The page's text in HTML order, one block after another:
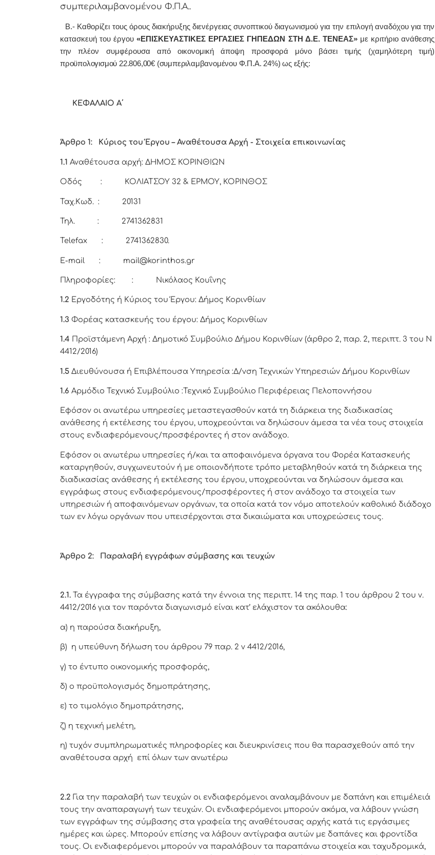
συμπεριλαμβανομένου Φ.Π.Α..
Β.- Καθορίζει τους όρους διακήρυξης διενέργειας συνοπτικού διαγωνισμού για την επιλογή αναδόχου για την
κατασκευή του έργου«ΕΠΙΣΚΕΥΑΣΤΙΚΕΣ ΕΡΓΑΣΙΕΣ ΓΗΠΕΔΩΝ ΣΤΗ Δ.Ε. ΤΕΝΕΑΣ»με κριτήριο ανάθεσης
την πλέον συμφέρουσα από οικονομική άποψη προσφορά μόνο βάσει τιμής (χαμηλότερη τιμή)
προϋπολογισμού 22.806,00€ (συμπεριλαμβανομένου Φ.Π.Α. 24%) ως εξής:
ΚΕΦΑΛΑΙΟ Α΄
Άρθρο 1: Κύριος του Έργου – Αναθέτουσα Αρχή - Στοιχεία επικοινωνίας
1.1 Αναθέτουσα αρχή: ΔΗΜΟΣ ΚΟΡΙΝΘΙΩΝ
Οδός : ΚΟΛΙΑΤΣΟΥ 32 & ΕΡΜΟΥ, ΚΟΡΙΝΘΟΣ
Ταχ.Κωδ. : 20131
Τηλ. : 2741362831
Telefax : 2741362830.
E-mail : mail@korinthos.gr
Πληροφορίες: : Νικόλαος Κουΐνης
1.2 Εργοδότης ή Κύριος του Έργου: Δήμος Κορινθίων
1.3 Φορέας κατασκευής του έργου: Δήμος Κορινθίων
1.4 Προϊστάμενη Αρχή : Δημοτικό Συμβούλιο Δήμου Κορινθίων (άρθρο 2, παρ. 2, περιπτ. 3 του Ν
4412/2016)
1.5 Διευθύνουσα ή Επιβλέπουσα Υπηρεσία :Δ/νση Τεχνικών Υπηρεσιών Δήμου Κορινθίων
1.6 Αρμόδιο Τεχνικό Συμβούλιο :Τεχνικό Συμβούλιο Περιφέρειας Πελοποννήσου
Εφόσον οι ανωτέρω υπηρεσίες μεταστεγασθούν κατά τη διάρκεια της διαδικασίας
ανάθεσης ή εκτέλεσης του έργου, υποχρεούνται να δηλώσουν άμεσα τα νέα τους στοιχεία
στους ενδιαφερόμενους/προσφέροντες ή στον ανάδοχο.
Εφόσον οι ανωτέρω υπηρεσίες ή/και τα αποφαινόμενα όργανα του Φορέα Κατασκευής
καταργηθούν, συγχωνευτούν ή με οποιονδήποτε τρόπο μεταβληθούν κατά τη διάρκεια της
διαδικασίας ανάθεσης ή εκτέλεσης του έργου, υποχρεούνται να δηλώσουν άμεσα και
εγγράφως στους ενδιαφερόμενους/προσφέροντες ή στον ανάδοχο τα στοιχεία των
υπηρεσιών ή αποφαινόμενων οργάνων, τα οποία κατά τον νόμο αποτελούν καθολικό διάδοχο
των εν λόγω οργάνων που υπεισέρχονται στα δικαιώματα και υποχρεώσεις τους.
Άρθρο 2: Παραλαβή εγγράφων σύμβασης και τευχών
2.1. Τα έγγραφα της σύμβασης κατά την έννοια της περιπτ. 14 της παρ. 1 του άρθρου 2 του ν.
4412/2016 για τον παρόντα διαγωνισμό είναι κατ’ ελάχιστον τα ακόλουθα:
α) η παρούσα διακήρυξη,
β) η υπεύθυνη δήλωση του άρθρου 79 παρ. 2 ν 4412/2016,
γ) το έντυπο οικονομικής προσφοράς,
δ) ο προϋπολογισμός δημοπράτησης,
ε) το τιμολόγιο δημοπράτησης,
ζ) η τεχνική μελέτη,
η) τυχόν συμπληρωματικές πληροφορίες και διευκρινίσεις που θα παρασχεθούν από την
αναθέτουσα αρχή επί όλων των ανωτέρω
2.2 Για την παραλαβή των τευχών οι ενδιαφερόμενοι αναλαμβάνουν με δαπάνη και επιμέλειά
τους την αναπαραγωγή των τευχών. Οι ενδιαφερόμενοι μπορούν ακόμα, να λάβουν γνώση
των εγγράφων της σύμβασης στα γραφεία της αναθέτουσας αρχής κατά τις εργάσιμες
ημέρες και ώρες. Μπορούν επίσης να λάβουν αντίγραφα αυτών με δαπάνες και φροντίδα
τους. Οι ενδιαφερόμενοι μπορούν να παραλάβουν τα παραπάνω στοιχεία και ταχυδρομικά,